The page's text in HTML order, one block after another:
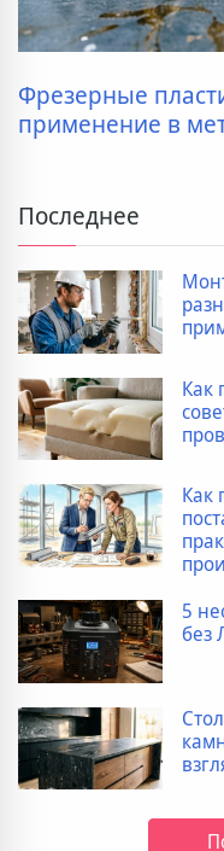
Фрезерные
применение в
Последнее
Как
Как
5
без